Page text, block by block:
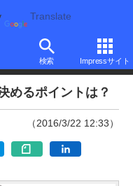
Translate
検索 Impressサイト
めるポイントは？
（2016/3/22 12:33）